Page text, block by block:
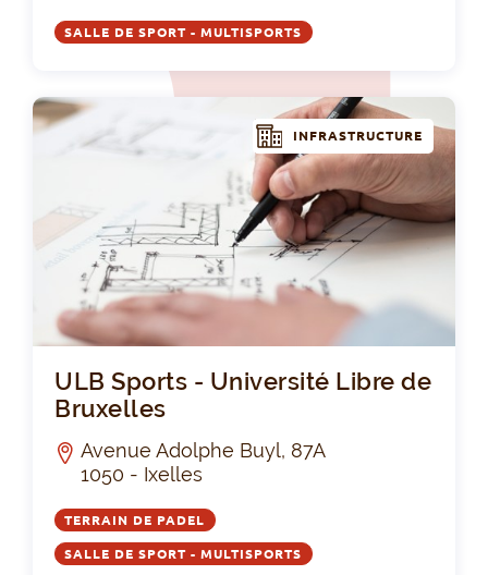
SALLE DE SPORT - MULTISPORTS
INFRASTRUCTURE
ULB Sports - Université Libre de
Bruxelles
Avenue Adolphe Buyl, 87A
1050 - Ixelles
TERRAIN DE PADEL
SALLE DE SPORT - MULTISPORTS